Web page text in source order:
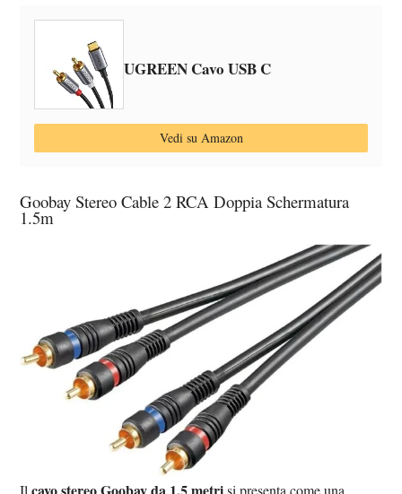
UGREEN Cavo USB C
Vedi su Amazon
Goobay Stereo Cable 2 RCA Doppia Schermatura
1.5m